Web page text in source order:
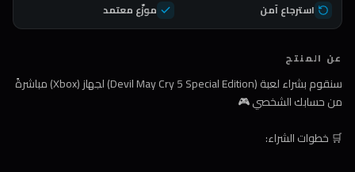
استرجاع آمن
موزّع معتمد
عن المنتج
سنقوم بشراء لعبة (Devil May Cry 5 Special Edition) لجهاز (Xbox) مباشرةً
من حسابك الشخصي 🎮
🛒 خطوات الشراء: